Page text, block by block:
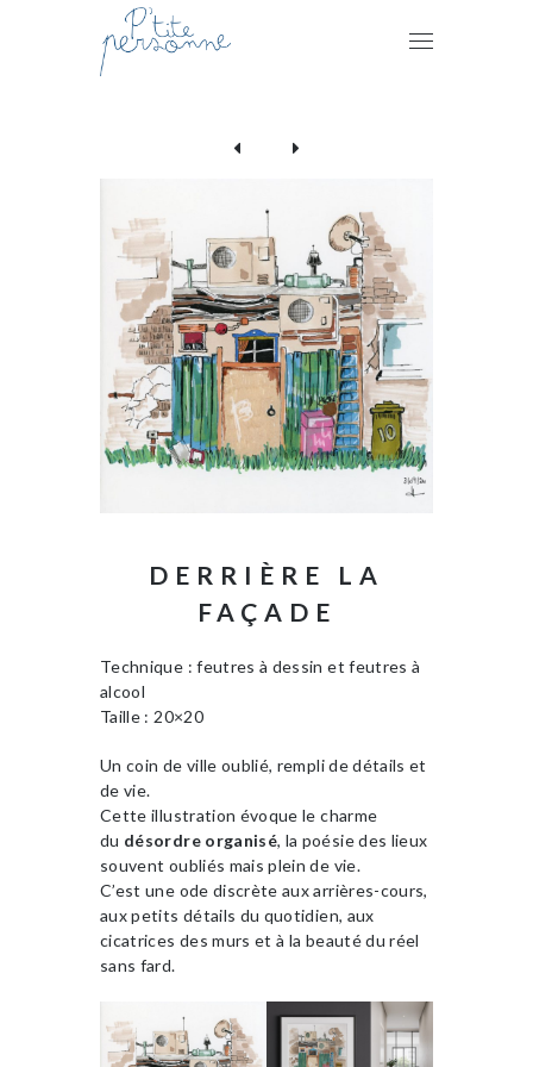
DERRIÈRE LA
FAÇADE
Technique : feutres à dessin et feutres à
alcool
Taille : 20×20
Un coin de ville oublié, rempli de détails et
de vie.
Cette illustration évoque le charme
du désordre organisé, la poésie des lieux
souvent oubliés mais plein de vie.
C’est une ode discrète aux arrières-cours,
aux petits détails du quotidien, aux
cicatrices des murs et à la beauté du réel
sans fard.